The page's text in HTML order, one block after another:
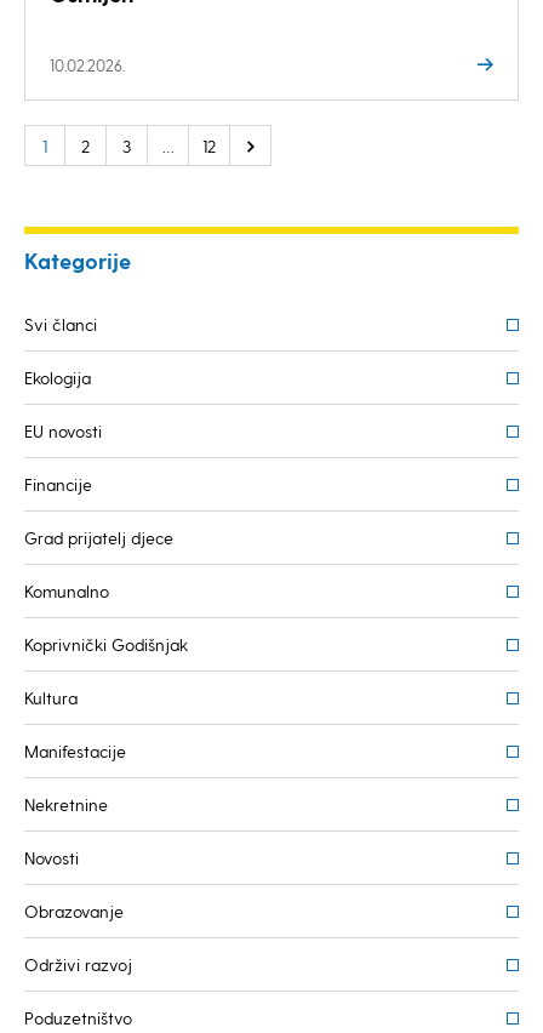
Kategorije
Svi članci
Ekologija
EU novosti
Financije
Grad prijatelj djece
Komunalno
Koprivnički Godišnjak
Kultura
Manifestacije
Nekretnine
Novosti
Obrazovanje
Održivi razvoj
Poduzetništvo
10.02.2026.
1 2 3 12